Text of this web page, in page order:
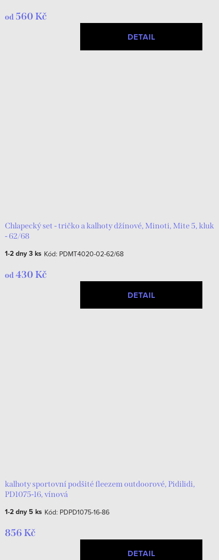
od 560 Kč
DETAIL
Chlapecký set - tričko a kalhoty džínové, Minoti, Mite 5, kluk
- 62/68
1-2 dny3 ks Kód: PDMT4020-02-62/68
od 430 Kč
DETAIL
kalhoty sportovní podšité fleezem outdoorové, Pidilidi,
PD1075-16, vínová
1-2 dny 5 ks Kód: PDPD1075-16-86
856 Kč
DETAIL